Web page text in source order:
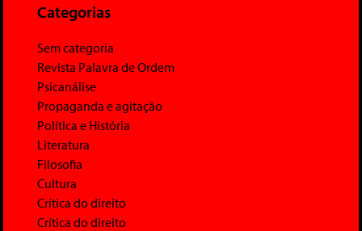
Categorias
Sem categoria
Revista Palavra de Ordem
Psicanálise
Propaganda e agitação
Política e História
Literatura
Filosofia
Cultura
Crítica do direito
Crítica do direito